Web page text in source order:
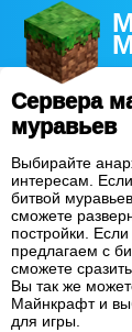
Сервера
муравьев
Выбирайте
интересам.
битвой
сможете
постройки.
предлагаем с
сможете
Вы так же
Майнкрафт и
для игры.